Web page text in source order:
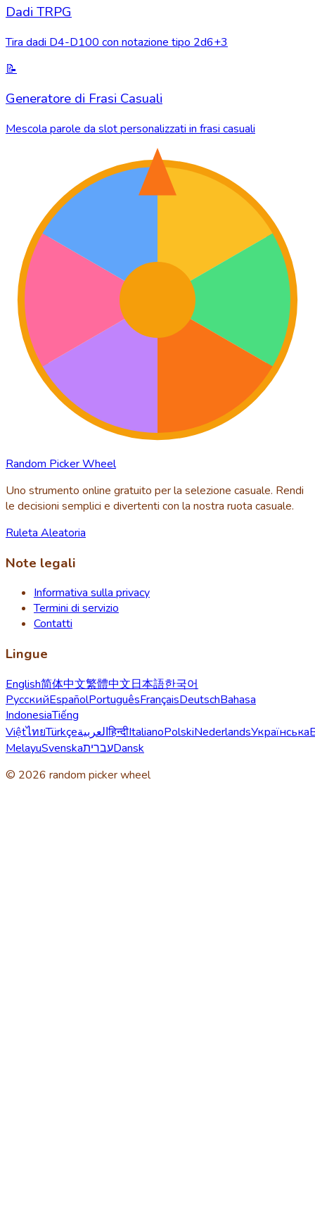
Dadi TRPG
Tira dadi D4-D100 con notazione tipo 2d6+3
📝
Generatore di Frasi Casuali
Mescola parole da slot personalizzati in frasi casuali
Random Picker Wheel
Uno strumento online gratuito per la selezione casuale. Rendi
le decisioni semplici e divertenti con la nostra ruota casuale.
Ruleta Aleatoria
Note legali
Informativa sulla privacy
Termini di servizio
Contatti
Lingue
English简体中文繁體中文日本語한국어
РусскийEspañolPortuguêsFrançaisDeutschBahasa
IndonesiaTiếng
ViệtไทยTürkçeالعربيةहिन्दीItalianoPolskiNederlandsУкраїнська
MelayuSvenskaעבריתDansk
© 2026 random picker wheel